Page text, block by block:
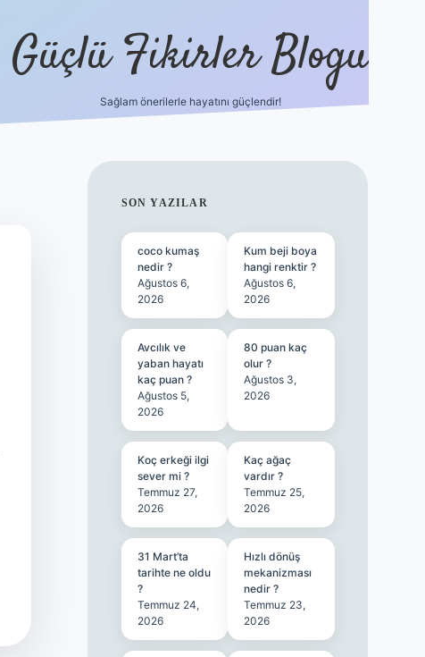
Güçlü Fikirler Blogu
Sağlam önerilerle hayatını güçlendir!
SIDEBAR
SON YAZILAR
coco kumaş
nedir ?
Ağustos 6,
2026
Kum beji boya
hangi renktir ?
Ağustos 6,
2026
Avcılık ve
yaban hayatı
kaç puan ?
Ağustos 5,
2026
80 puan kaç
olur ?
Ağustos 3,
2026
Koç erkeği ilgi
sever mi ?
Temmuz 27,
2026
Kaç ağaç
vardır ?
Temmuz 25,
2026
31 Mart’ta
tarihte ne oldu
?
Temmuz 24,
2026
Hızlı dönüş
mekanizması
nedir ?
Temmuz 23,
2026
ilbet bahis sitesi